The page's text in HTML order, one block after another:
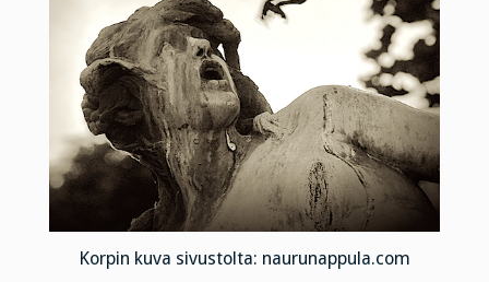
Korpin kuva sivustolta: naurunappula.com